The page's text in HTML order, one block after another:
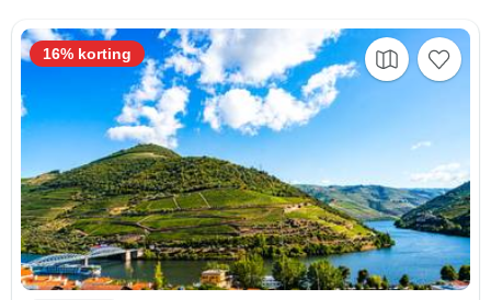
16% korting